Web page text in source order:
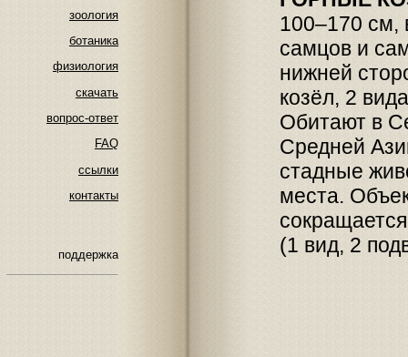
зоология
ботаника
физиология
скачать
вопрос-ответ
FAQ
ссылки
контакты
поддержка
100–170 см,
самцов и
нижней
козёл, 2
Обитают в
Средней
стадные
места.
(1 вид, 2